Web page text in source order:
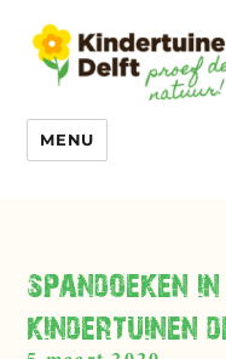
MENU
spandoeken
kindertuinen